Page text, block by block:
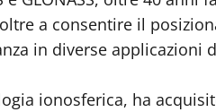
oltre a consentire il
in diverse applicazioni
ionosferica, ha